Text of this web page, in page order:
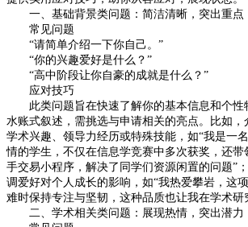
一、基础背景类问题：简洁清晰，突出重点
常见问题
“请简单介绍一下你自己。”
“你的兴趣爱好是什么？”
“高中阶段让你自豪的成就是什么？”
应对技巧
此类问题旨在快速了解你的基本信息和个性
水账式叙述，需挑选与申请相关的亮点。比如，
学术兴趣、领导力经历或特殊技能，如“我是一
情的学生，不仅在信息学竞赛中多次获奖，还
手交易小程序，解决了同学们资源闲置的问题”
调爱好对个人成长的影响，如“我热爱攀岩，这
难时保持专注与坚韧，这种品质也让我在学术研
二、学术相关类问题：展现热情，突出潜力